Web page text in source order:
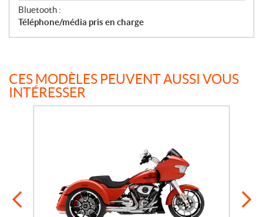
Bluetooth :
Téléphone/média pris en charge
CES MODÈLES PEUVENT AUSSI VOUS
INTÉRESSER